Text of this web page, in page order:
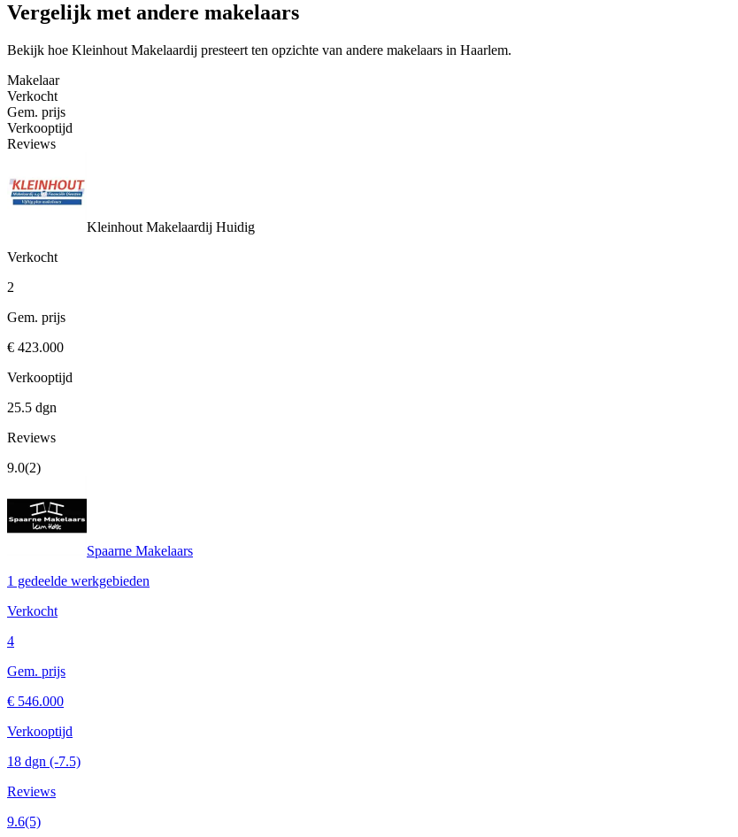
Vergelijk met andere makelaars
Bekijk hoe Kleinhout Makelaardij presteert ten opzichte van andere makelaars in Haarlem.
Makelaar
Verkocht
Gem. prijs
Verkooptijd
Reviews
Kleinhout Makelaardij Huidig
Verkocht
2
Gem. prijs
€ 423.000
Verkooptijd
25.5 dgn
Reviews
9.0(2)
Spaarne Makelaars
1 gedeelde werkgebieden
Verkocht
4
Gem. prijs
€ 546.000
Verkooptijd
18 dgn (-7.5)
Reviews
9.6(5)